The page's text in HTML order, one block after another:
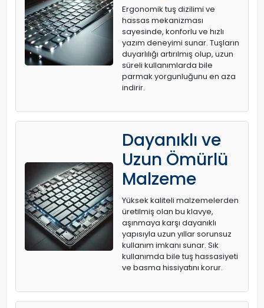
Ergonomik tuş dizilimi ve
hassas mekanizması
sayesinde, konforlu ve hızlı
yazım deneyimi sunar. Tuşların
duyarlılığı artırılmış olup, uzun
süreli kullanımlarda bile
parmak yorgunluğunu en aza
indirir.
Dayanıklı ve
Uzun Ömürlü
Malzeme
Yüksek kaliteli malzemelerden
üretilmiş olan bu klavye,
aşınmaya karşı dayanıklı
yapısıyla uzun yıllar sorunsuz
kullanım imkanı sunar. Sık
kullanımda bile tuş hassasiyeti
ve basma hissiyatını korur.